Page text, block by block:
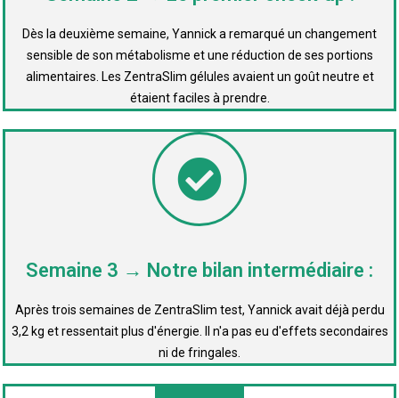
Dès la deuxième semaine, Yannick a remarqué un changement
sensible de son métabolisme et une réduction de ses portions
alimentaires. Les ZentraSlim gélules avaient un goût neutre et
étaient faciles à prendre.
Semaine 3 → Notre bilan intermédiaire :
Après trois semaines de ZentraSlim test, Yannick avait déjà perdu
3,2 kg et ressentait plus d'énergie. Il n'a pas eu d'effets secondaires
ni de fringales.